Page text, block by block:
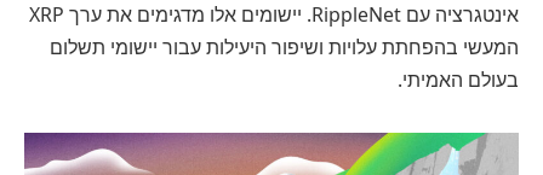
אינטגרציה עם RippleNet. יישומים אלו מדגימים את ערך XRP
המעשי בהפחתת עלויות ושיפור היעילות עבור יישומי תשלום
בעולם האמיתי.